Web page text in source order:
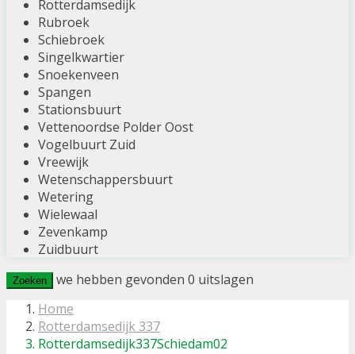
Rotterdamsedijk
Rubroek
Schiebroek
Singelkwartier
Snoekenveen
Spangen
Stationsbuurt
Vettenoordse Polder Oost
Vogelbuurt Zuid
Vreewijk
Wetenschappersbuurt
Wetering
Wielewaal
Zevenkamp
Zuidbuurt
Zoeken we hebben gevonden 0 uitslagen
Home
Rotterdamsedijk 337
Rotterdamsedijk337Schiedam02